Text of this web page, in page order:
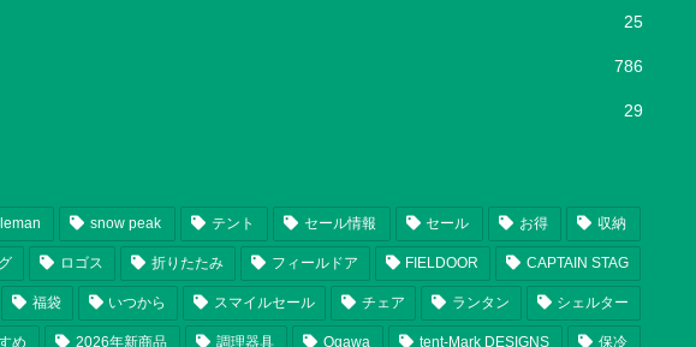
25
786
29
snow peak テント セール情報 セール お得 収納
ロゴス 折りたたみ フィールドア FIELDOOR CAPTAIN STAG
福袋 いつから スマイルセール チェア ランタン シェルター
め 2026年新商品 調理器具 Ogawa tent-Mark DESIGNS 保冷